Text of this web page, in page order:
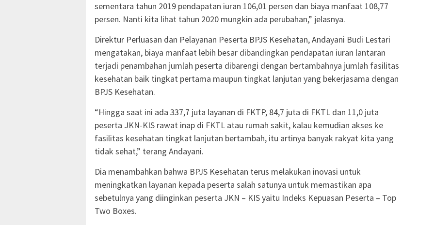
sementara tahun 2019 pendapatan iuran 106,01 persen dan biaya manfaat 108,77
persen. Nanti kita lihat tahun 2020 mungkin ada perubahan,” jelasnya.
Direktur Perluasan dan Pelayanan Peserta BPJS Kesehatan, Andayani Budi Lestari
mengatakan, biaya manfaat lebih besar dibandingkan pendapatan iuran lantaran
terjadi penambahan jumlah peserta dibarengi dengan bertambahnya jumlah fasilitas
kesehatan baik tingkat pertama maupun tingkat lanjutan yang bekerjasama dengan
BPJS Kesehatan.
“Hingga saat ini ada 337,7 juta layanan di FKTP, 84,7 juta di FKTL dan 11,0 juta
peserta JKN-KIS rawat inap di FKTL atau rumah sakit, kalau kemudian akses ke
fasilitas kesehatan tingkat lanjutan bertambah, itu artinya banyak rakyat kita yang
tidak sehat,” terang Andayani.
Dia menambahkan bahwa BPJS Kesehatan terus melakukan inovasi untuk
meningkatkan layanan kepada peserta salah satunya untuk memastikan apa
sebetulnya yang diinginkan peserta JKN – KIS yaitu Indeks Kepuasan Peserta – Top
Two Boxes.